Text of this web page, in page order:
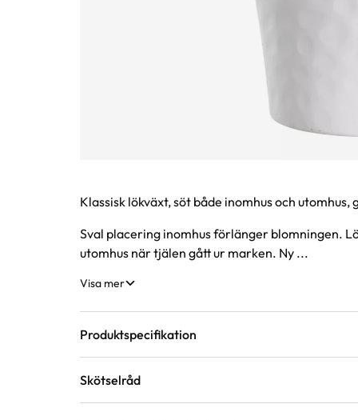
Produktinformation
Klassisk lökväxt, söt både inomhus och
Sval placering inomhus förlänger blomningen.
utomhus när tjälen gått ur marken. Ny ...
Visa mer
Produktspecifikation
Krukstorlek
Skötselråd